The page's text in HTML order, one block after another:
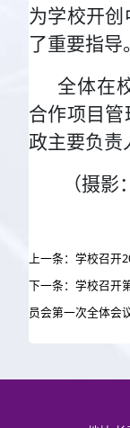
为学校开
了重要指导。
全体在
合作项目
政主要负责
（摄
上一条：学校召开
下一条：学校召开
员会第一次全体会